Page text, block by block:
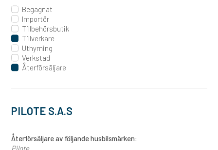
Begagnat
Importör
Tillbehörsbutik
Tillverkare
Uthyrning
Verkstad
Återförsäljare
PILOTE S.A.S
Återförsäljare av följande husbilsmärken:
Pilote